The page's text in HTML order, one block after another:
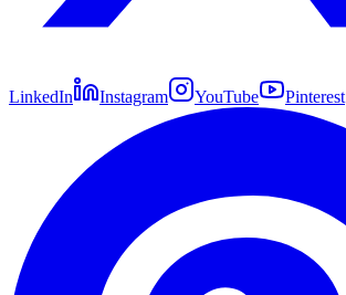
LinkedIn Instagram YouTube Pinterest